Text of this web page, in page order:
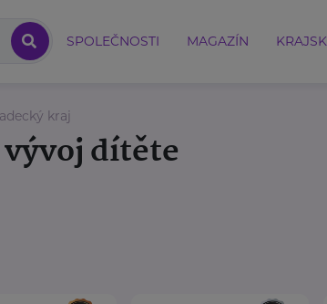
SPOLEČNOSTI MAGAZÍN
kraj
dítěte